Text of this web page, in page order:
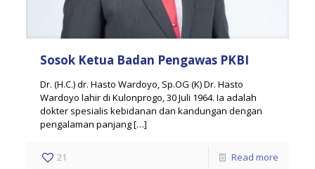
Sosok Ketua Badan Pengawas PKBI
Dr. (H.C.) dr. Hasto Wardoyo, Sp.OG (K) Dr. Hasto
Wardoyo lahir di Kulonprogo, 30 Juli 1964. Ia adalah
dokter spesialis kebidanan dan kandungan dengan
pengalaman panjang[…]
21 Read more